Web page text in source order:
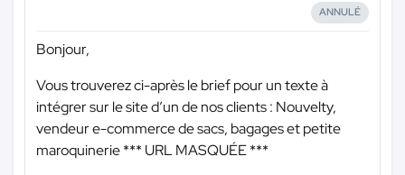
ANNULÉ
Bonjour,
Vous trouverez ci-après le brief pour un texte à
intégrer sur le site d’un de nos clients : Nouvelty,
vendeur e-commerce de sacs, bagages et petite
maroquinerie*** URL MASQUÉE ***